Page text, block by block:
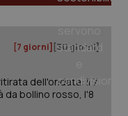
[7 giorni] [30 giorni]
dell'ondata: il 7
bollino rosso, l'8
Google LLC